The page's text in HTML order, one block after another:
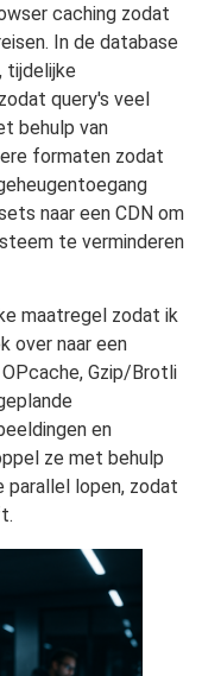
caching zodat
In de database
tijdelijke
query's veel
behulp van
formaten zodat
naar een CDN om
te verminderen
maatregel zodat ik
over naar een
Gzip/Brotli
en
ze met behulp
parallel lopen, zodat